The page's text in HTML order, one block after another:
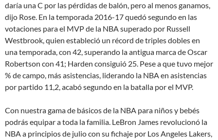
daría una C por las pérdidas de balón, pero al menos ganamos,
dijo Rose. En la temporada 2016-17 quedó segundo en las
votaciones para el MVP de la NBA superado por Russell
Westbrook, quien estableció un récord de triples dobles en
una temporada, con 42, superando la antigua marca de Oscar
Robertson con 41; Harden consiguió 25. Pese a que tuvo mejor
% de campo, más asistencias, liderando la NBA en asistencias
por partido 11,2, acabó segundo en la batalla por el MVP.
Con nuestra gama de básicos de la NBA para niños y bebés
podrás equipar a toda la familia. LeBron James revolucionó la
NBA a principios de julio con su fichaje por Los Angeles Lakers,